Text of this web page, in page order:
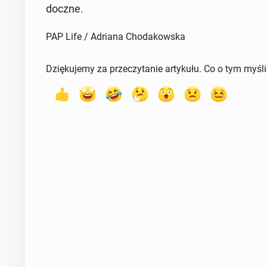
docz­ne.
PAP Life / Adriana Chodakowska
Dziękujemy za przeczytanie artykułu. Co o tym